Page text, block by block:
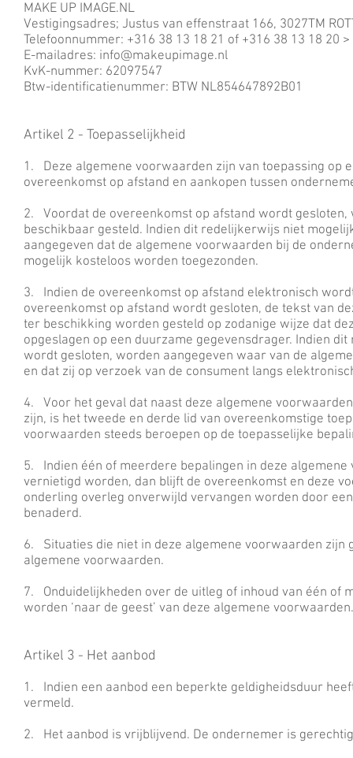
MAKE UP IMAGE.NL
Vestigingsadres; Justus van effenstraat 166, 3027TM
Telefoonnummer: +316 38 13 18 21 of +316 38 13 18 20
E-mailadres: info@makeupimage.nl
KvK-nummer: 62097547
Btw-identificatienummer: BTW NL854647892B01
Artikel 2 - Toepasselijkheid
1. Deze algemene voorwaarden zijn van toepassing op
overeenkomst op afstand en aankopen tussen
2. Voordat de overeenkomst op afstand wordt
beschikbaar gesteld. Indien dit redelijkerwijs niet
aangegeven dat de algemene voorwaarden bij de
mogelijk kosteloos worden toegezonden.
3. Indien de overeenkomst op afstand elektronisch
overeenkomst op afstand wordt gesloten, de tekst van
ter beschikking worden gesteld op zodanige wijze dat
opgeslagen op een duurzame gegevensdrager. Indien
wordt gesloten, worden aangegeven waar van de
en dat zij op verzoek van de consument langs
4. Voor het geval dat naast deze algemene
zijn, is het tweede en derde lid van overeenkomstige
voorwaarden steeds beroepen op de toepasselijke
5. Indien één of meerdere bepalingen in deze
vernietigd worden, dan blijft de overeenkomst en deze
onderling overleg onverwijld vervangen worden door
benaderd.
6. Situaties die niet in deze algemene voorwaarden zijn
algemene voorwaarden.
7. Onduidelijkheden over de uitleg of inhoud van één of
worden ‘naar de geest’ van deze algemene voorwaarden.
Artikel 3 - Het aanbod
1. Indien een aanbod een beperkte geldigheidsduur
vermeld.
2. Het aanbod is vrijblijvend. De ondernemer is